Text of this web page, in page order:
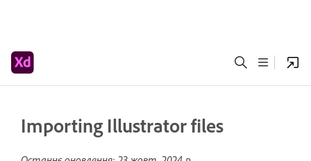
Importing Illustrator files